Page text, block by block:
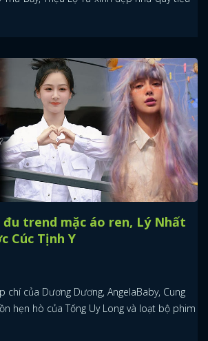
trend mặc áo ren, Lý Nhất
Cúc Tịnh Y
chí của Dương Dương, AngelaBaby, Cung
hẹn hò của Tống Uy Long và loạt bộ phim